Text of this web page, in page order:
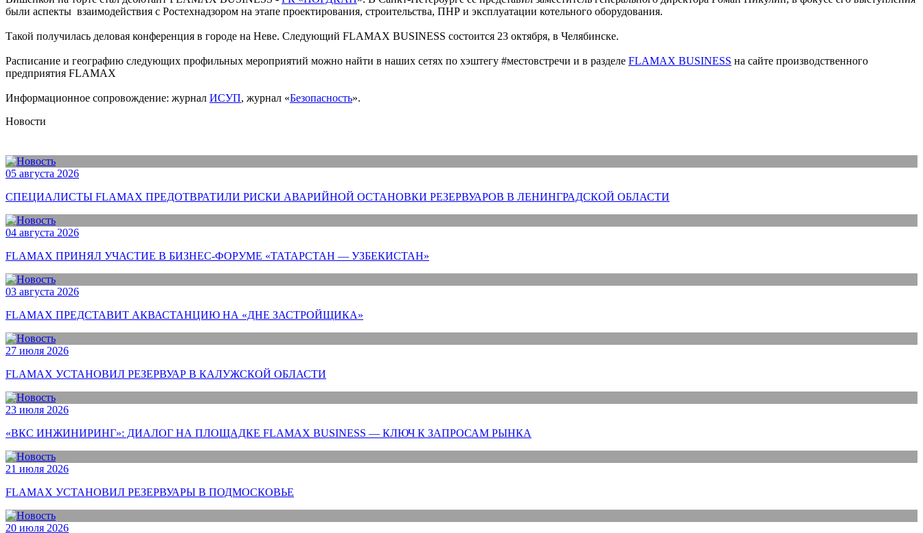
были аспекты взаимодействия с Ростехнадзором на этапе проектирования, строительства, ПНР и эксплуатации котельного оборудования.
Такой получилась деловая конференция в городе на Неве. Следующий FLAMAX BUSINESS состоится 23 октября, в Челябинске.
Расписание и географию следующих профильных мероприятий можно найти в наших сетях по хэштегу #местовстречи и в разделе FLAMAX BUSINESS на сайте производственного
предприятия FLAMAX
Информационное сопровождение: журнал ИСУП, журнал «Безопасность».
Новости
05 августа 2026
СПЕЦИАЛИСТЫ FLAMAX ПРЕДОТВРАТИЛИ РИСКИ АВАРИЙНОЙ ОСТАНОВКИ РЕЗЕРВУАРОВ В ЛЕНИНГРАДСКОЙ ОБЛАСТИ
04 августа 2026
FLAMAX ПРИНЯЛ УЧАСТИЕ В БИЗНЕС-ФОРУМЕ «ТАТАРСТАН — УЗБЕКИСТАН»
03 августа 2026
FLAMAX ПРЕДСТАВИТ АКВАСТАНЦИЮ НА «ДНЕ ЗАСТРОЙЩИКА»
27 июля 2026
FLAMAX УСТАНОВИЛ РЕЗЕРВУАР В КАЛУЖСКОЙ ОБЛАСТИ
23 июля 2026
«ВКС ИНЖИНИРИНГ»: ДИАЛОГ НА ПЛОЩАДКЕ FLAMAX BUSINESS — КЛЮЧ К ЗАПРОСАМ РЫНКА
21 июля 2026
FLAMAX УСТАНОВИЛ РЕЗЕРВУАРЫ В ПОДМОСКОВЬЕ
20 июля 2026